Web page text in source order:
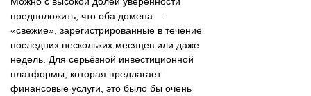
предположить, что оба домена —
«свежие», зарегистрированные в течение
последних нескольких месяцев или даже
недель. Для серьёзной инвестиционной
платформы, которая предлагает
финансовые услуги, это было бы очень